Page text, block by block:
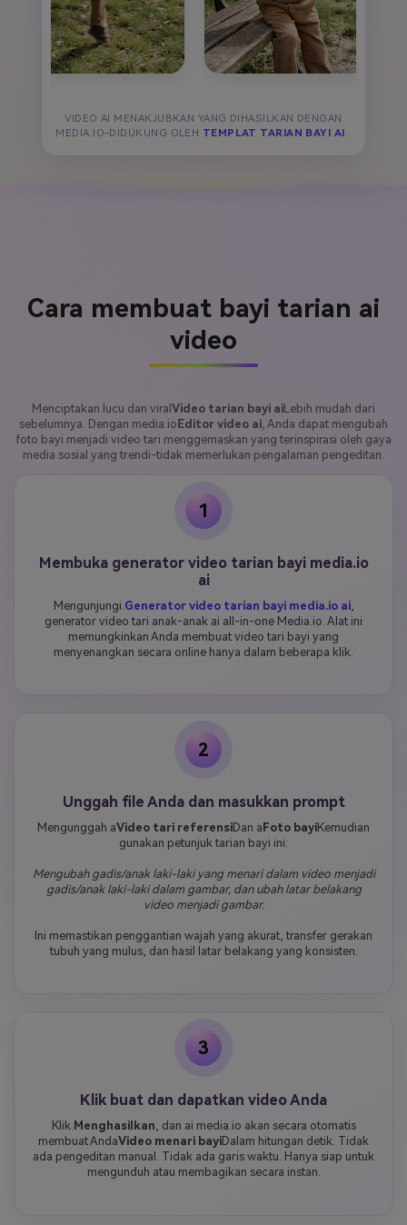
VIDEO AI MENAKJUBKAN YANG DIHASILKAN DENGAN
MEDIA.IO-DIDUKUNG OLEH TEMPLAT TARIAN BAYI AI .
Cara membuat bayi tarian ai
video
Menciptakan lucu dan viral Video tarian bayi ai Lebih mudah dari
sebelumnya. Dengan media.io Editor video ai , Anda dapat mengubah
foto bayi menjadi video tari menggemaskan yang terinspirasi oleh gaya
media sosial yang trendi-tidak memerlukan pengalaman pengeditan.
1
Membuka generator video tarian bayi media.io
ai
Mengunjungi. Generator video tarian bayi media.io ai,
generator video tari anak-anak ai all-in-one Media.io. Alat ini
memungkinkan Anda membuat video tari bayi yang
menyenangkan secara online hanya dalam beberapa klik.
2
Unggah file Anda dan masukkan prompt
Mengunggah aVideo tari referensiDan aFoto bayiKemudian
gunakan petunjuk tarian bayi ini:
Mengubah gadis/anak laki-laki yang menari dalam video menjadi
gadis/anak laki-laki dalam gambar, dan ubah latar belakang
video menjadi gambar.
Ini memastikan penggantian wajah yang akurat, transfer gerakan
tubuh yang mulus, dan hasil latar belakang yang konsisten.
3
Klik buat dan dapatkan video Anda
Klik. Menghasilkan, dan ai media.io akan secara otomatis
membuat AndaVideo menari bayiDalam hitungan detik. Tidak
ada pengeditan manual. Tidak ada garis waktu. Hanya siap untuk
mengunduh atau membagikan secara instan.